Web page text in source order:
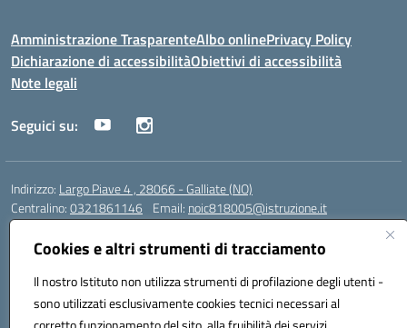
Cookies e altri strumenti di tracciamento
Il nostro Istituto non utilizza strumenti di profilazione degli utenti -
sono utilizzati esclusivamente cookies tecnici necessari al
Amministrazione TrasparenteAlbo onlinePrivacy Policy
Dichiarazione di accessibilitàObiettivi di accessibilità
Note legali
Seguici su:
Indirizzo: Largo Piave 4 , 28066 - Galliate (NO)
Centralino:0321861146 Email: noic818005@istruzione.it
Posta elettronica certificata (PEC):
Codice fiscale: 80012920031
Codice meccanografico:NOIC818005
Codice Indice delle Pubbliche Amministrazioni (IPA): istsc_noic818005
Codice unico di fatturazione (CUF): UF6KHS